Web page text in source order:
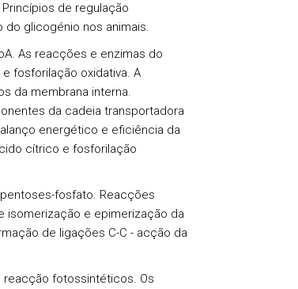
de regulação
glicogénio nos animais.
As reacções e enzimas do
fosforilação oxidativa. A
da membrana interna.
da cadeia transportadora
energético e eficiência da
cítrico e fosforilação
fosfato. Reacções
isomerização e epimerização da
de ligações C-C - acção da
reacção fotossintéticos. Os